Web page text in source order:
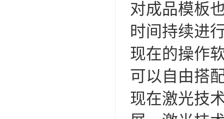
对成品模板
时间持续进
现在的操作
可以自由搭
现在激光技